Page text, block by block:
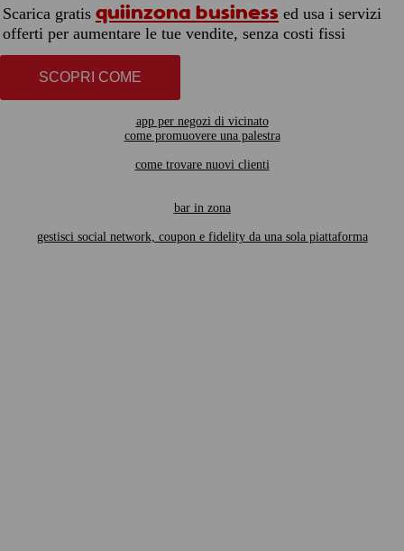
Scarica gratis quiinzona business ed usa i servizi
offerti per aumentare le tue vendite, senza costi fissi
SCOPRI COME
app per negozi di vicinato
come promuovere una palestra
come trovare nuovi clienti
bar in zona
gestisci social network, coupon e fidelity da una sola piattaforma